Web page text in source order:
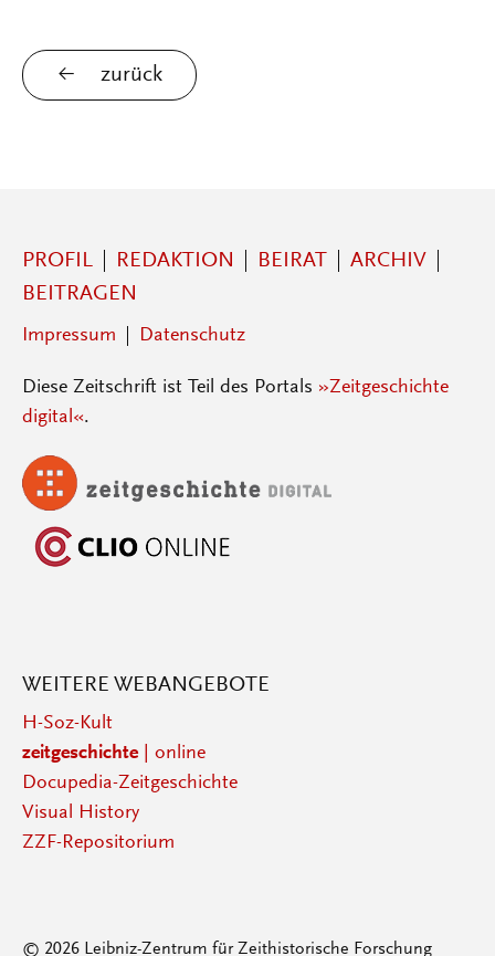
zurück
PROFIL REDAKTION BEIRAT
ARCHIV
BEITRAGEN
Impressum Datenschutz
Diese Zeitschrift ist Teil des Portals »Zeitgeschichte
digital«.
WEITERE WEBANGEBOTE
H-Soz-Kult
zeitgeschichte| online
Docupedia-Zeitgeschichte
Visual History
ZZF-Repositorium
© 2026 Leibniz-Zentrum für Zeithistorische Forschung